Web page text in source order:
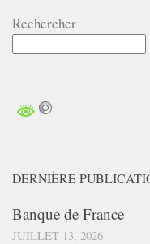
Rechercher
DERNIÈRE
Banque de France
JUILLET 13, 2026